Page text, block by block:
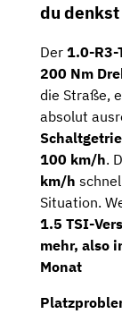
du denkst
Der 1.0-R3-
200 Nm
die Straße,
absolut
100 km/h.
km/h
Situation.
1.5 TSI-
mehr, also
Monat